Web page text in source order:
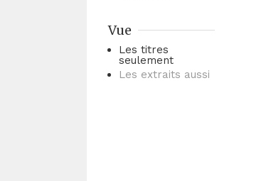
Vue
Les titres
seulement
Les extraits aussi